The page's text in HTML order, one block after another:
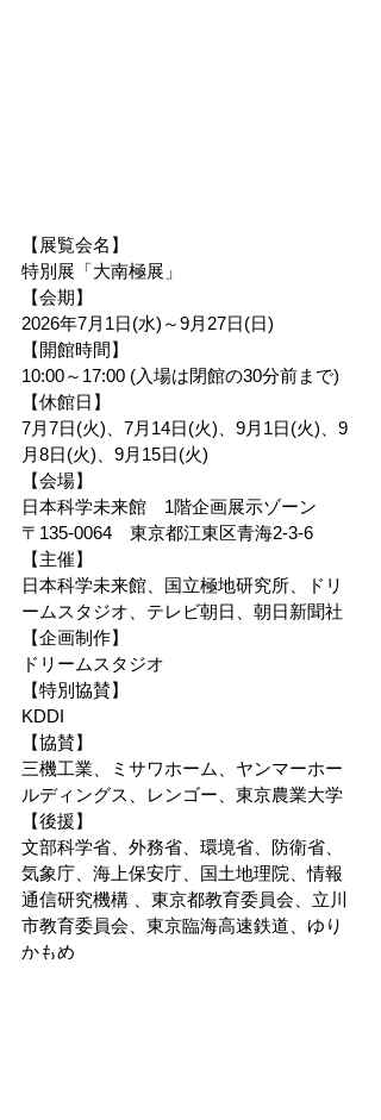
【展覧会名】
特別展「大南極展」
【会期】
2026年7月1日(水)～9月27日(日)
【開館時間】
10:00～17:00 (入場は閉館の30分前まで)
【休館日】
7月7日(火)、7月14日(火)、9月1日(火)、9
月8日(火)、9月15日(火)
【会場】
日本科学未来館　1階企画展示ゾーン
〒135-0064　東京都江東区青海2-3-6
【主催】
日本科学未来館、国立極地研究所、ドリ
ームスタジオ、テレビ朝日、朝日新聞社
【企画制作】
ドリームスタジオ
【特別協賛】
KDDI
【協賛】
三機工業、ミサワホーム、ヤンマーホー
ルディングス、レンゴー、東京農業大学
【後援】
文部科学省、外務省、環境省、防衛省、
気象庁、海上保安庁、国土地理院、情報
通信研究機構 、東京都教育委員会、立川
市教育委員会、東京臨海高速鉄道、ゆり
かもめ